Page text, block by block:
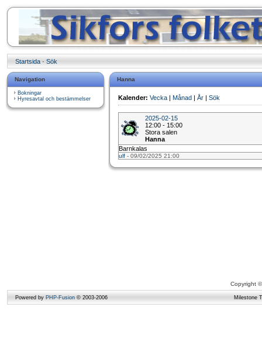
Startsida · Sök
Navigation
Bokningar
Hyresavtal och bestämmelser
Hanna
Kalender: Vecka | Månad | År | Sök
2025-02-15
12:00 - 15:00
Stora salen
Hanna
Barnkalas
ulf - 09/02/2025 21:00
Copyright
Powered by PHP-Fusion © 2003-2006 Milestone